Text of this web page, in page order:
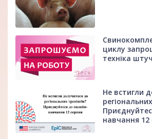
циклу
техніка
Не встигли
навчання 12